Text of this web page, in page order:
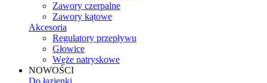
Zawory czerpalne
Zawory kątowe
Akcesoria
Regulatory przepływu
Głowice
Węże natryskowe
NOWOŚCI
Do łazienki